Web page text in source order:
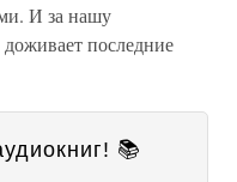
И за нашу
последние
📚